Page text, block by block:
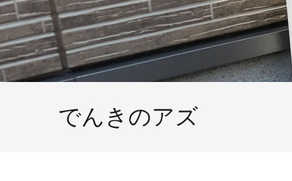
でんきのアズ